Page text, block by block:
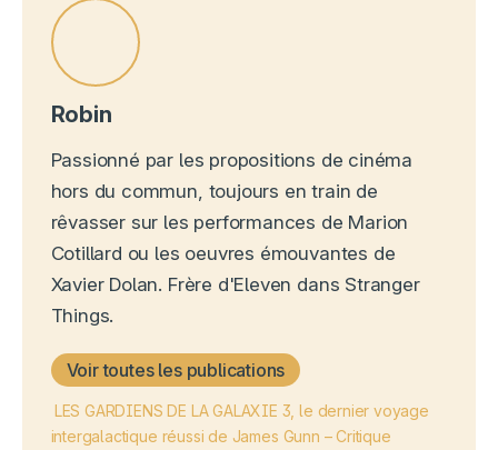
Robin
Passionné par les propositions de cinéma
hors du commun, toujours en train de
rêvasser sur les performances de Marion
Cotillard ou les oeuvres émouvantes de
Xavier Dolan. Frère d'Eleven dans Stranger
Things.
Voir toutes les publications
LES GARDIENS DE LA GALAXIE 3, le dernier voyage
intergalactique réussi de James Gunn – Critique